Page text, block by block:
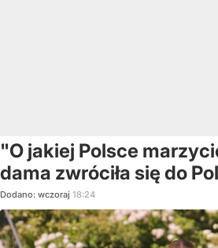
"O jakiej Polsce
dama zwróciła się do
Dodano: wczoraj 18:24